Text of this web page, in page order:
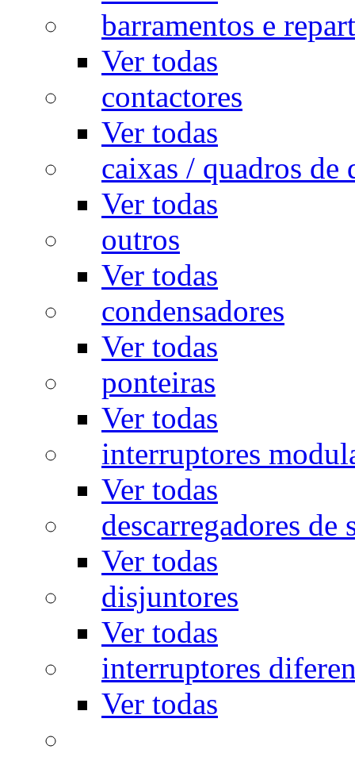
barramentos e
Ver todas
contactores
Ver todas
caixas / quadros de
Ver todas
outros
Ver todas
condensadores
Ver todas
ponteiras
Ver todas
interruptores
Ver todas
descarregadores de
Ver todas
disjuntores
Ver todas
interruptores
Ver todas